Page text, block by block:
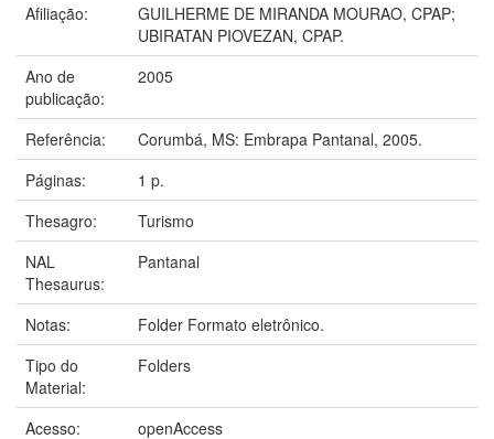
Afiliação:
GUILHERME DE MIRANDA MOURAO, CPAP;
UBIRATAN PIOVEZAN, CPAP.
Ano de
publicação:
2005
Referência:
Corumbá, MS: Embrapa Pantanal, 2005.
Páginas:
1 p.
Thesagro:
Turismo
NAL
Thesaurus:
Pantanal
Notas:
Folder Formato eletrônico.
Tipo do
Material:
Folders
Acesso:
openAccess